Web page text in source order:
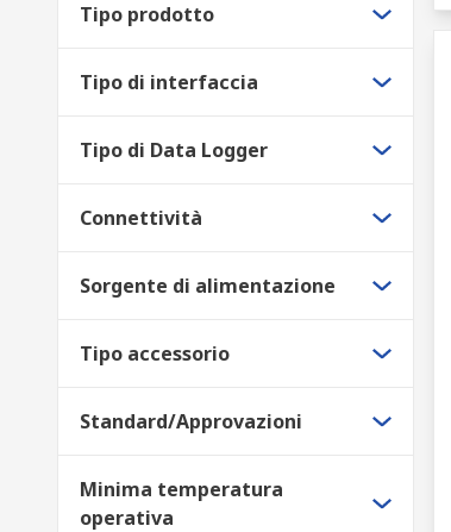
Tipo prodotto
Tipo di interfaccia
Tipo di Data Logger
Connettività
Sorgente di alimentazione
Tipo accessorio
Standard/Approvazioni
Minima temperatura
operativa